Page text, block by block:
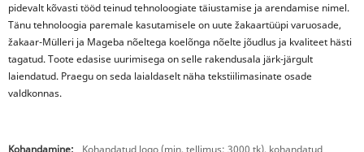
pidevalt kõvasti tööd teinud tehnoloogiate täiustamise ja arendamise nimel.
Tänu tehnoloogia paremale kasutamisele on uute žakaartüüpi varuosade,
žakaar-Mülleri ja Mageba nõeltega koelõnga nõelte jõudlus ja kvaliteet hästi
tagatud. Toote edasise uurimisega on selle rakendusala järk-järgult
laiendatud. Praegu on seda laialdaselt näha tekstiilimasinate osade
valdkonnas.
Kohandamine:
Kohandatud logo (min. tellimus: 3000 tk), kohandatud